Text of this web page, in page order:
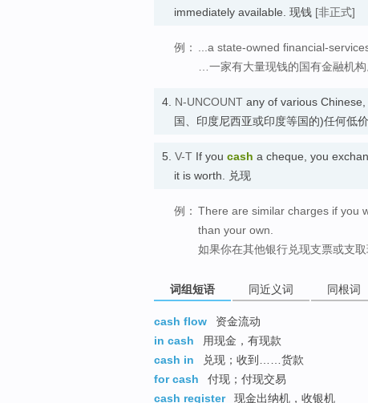
immediately available. 现钱 [非正式]
例：
...a state-owned financial-
…一家有大量现钱的国有金融机构
4. N-UNCOUNT any of various
国、印度尼西亚或印度等国的)任何低
5. V-T If you cash a cheque, you
it is worth. 兑现
例： There are similar charges if you
than your own.
如果你在其他银行兑现支票或支
词组短语 同近义词 同根词
cash flow
资金流动
in cash
用现金，有现款
cash in
兑现；收到……货款
for cash
付现；付现交易
cash register
现金出纳机，收银机